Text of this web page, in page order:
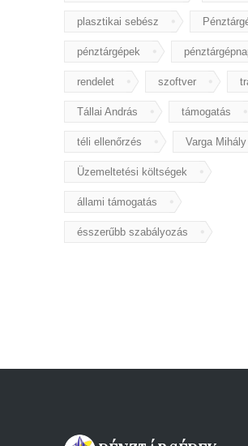
plasztikai sebész
pénztárgépek
rendelet szoftver
Tállai András támogatás
téli ellenőrzés Varga Mihály
Üzemeltetési költségek
állami támogatás
ésszerűbb szabályozás